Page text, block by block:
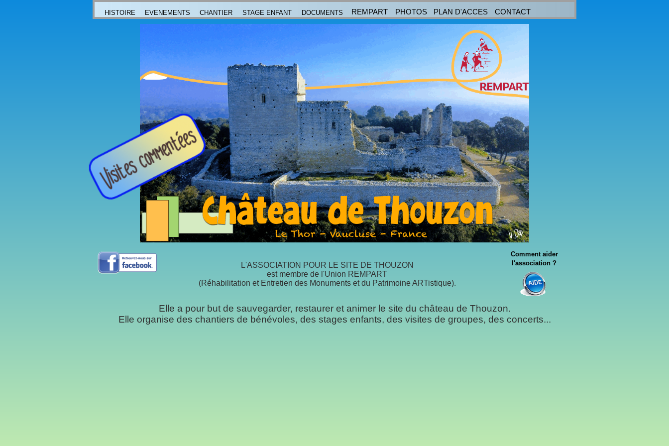
HISTOIRE EVENEMENTS CHANTIER STAGE ENFANT DOCUMENTS REMPART PHOTOS PLAN D'ACCES CONTACT
L'ASSOCIATION POUR LE SITE DE THOUZON
est membre de l'Union REMPART
(Réhabilitation et Entretien des Monuments et du Patrimoine ARTistique).
Comment aider
l'association ?
Elle a pour but de sauvegarder, restaurer et animer le site du château de Thouzon.
Elle organise des chantiers de bénévoles, des stages enfants, des visites de groupes, des concerts...